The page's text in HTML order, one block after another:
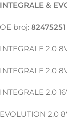
INTEGRALE &
OE broj: 82475251
INTEGRALE 2.0
INTEGRALE 2.0
INTEGRALE 2.0
EVOLUTION 2.0